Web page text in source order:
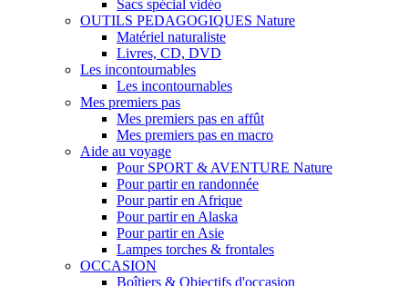
Sacs spécial vidéo
OUTILS PEDAGOGIQUES Nature
Matériel naturaliste
Livres, CD, DVD
Les incontournables
Les incontournables
Mes premiers pas
Mes premiers pas en affût
Mes premiers pas en macro
Aide au voyage
Pour SPORT & AVENTURE Nature
Pour partir en randonnée
Pour partir en Afrique
Pour partir en Alaska
Pour partir en Asie
Lampes torches & frontales
OCCASION
Boîtiers & Objectifs d'occasion